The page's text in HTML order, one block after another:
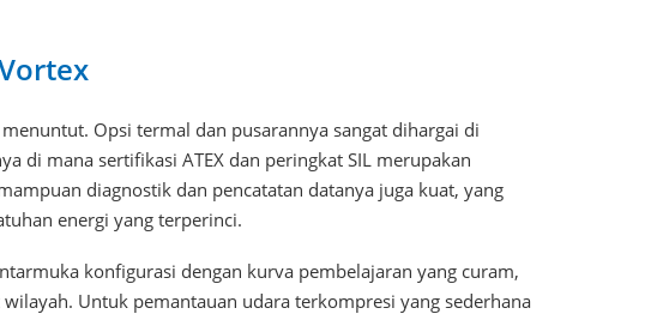
Opsi termal dan pusarannya sangat dihargai di
di mana sertifikasi ATEX dan peringkat SIL merupakan
diagnostik dan pencatatan datanya juga kuat, yang
energi yang terperinci.
konfigurasi dengan kurva pembelajaran yang curam,
Untuk pemantauan udara terkompresi yang sederhana